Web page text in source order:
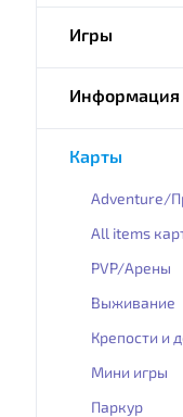
Игры
Информация
Карты
Adventure/
All items
PVP/Арены
Выживание
Крепости и
Мини игры
Паркур